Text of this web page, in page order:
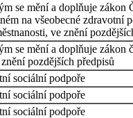
se mění a doplňuje zákon
na všeobecné zdravotní
ve znění
se mění a doplňuje zákon
pozdějších předpisů
sociální podpoře
sociální podpoře
sociální podpoře